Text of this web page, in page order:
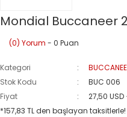
Mondial Buccaneer
(0) Yorum - 0 Puan
Kategori
Stok Kodu
BUC 006
Fiyat
27,50 USD
*157,83 TL den başlayan taksitlerle!